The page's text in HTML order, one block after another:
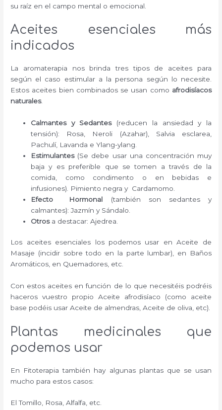
su raíz en el campo mental o emocional.
Aceites esenciales más
indicados
La aromaterapia nos brinda tres tipos de aceites para
según el caso estimular a la persona según lo necesite.
Estos aceites bien combinados se usan como afrodisíacos
naturales.
Calmantes y Sedantes(reducen la ansiedad y la
tensión): Rosa, Neroli (Azahar), Salvia esclarea,
Pachulí, Lavanda e Ylang-ylang.
Estimulantes(Se debe usar una concentración muy
baja y es preferible que se tomen a través de la
comida, como condimento o en bebidas e
infusiones). Pimiento negra y Cardamomo.
Efecto Hormonal (también son sedantes y
calmantes): Jazmín y Sándalo.
Otrosa destacar: Ajedrea.
Los aceites esenciales los podemos usar en Aceite de
Masaje (incidir sobre todo en la parte lumbar), en Baños
Aromáticos, en Quemadores, etc.
Con estos aceites en función de lo que necesitéis podréis
haceros vuestro propio Aceite afrodisíaco (como aceite
base podéis usar Aceite de almendras, Aceite de oliva, etc).
Plantas medicinales que
podemos usar
En Fitoterapia también hay algunas plantas que se usan
mucho para estos casos:
El Tomillo, Rosa, Alfalfa, etc.